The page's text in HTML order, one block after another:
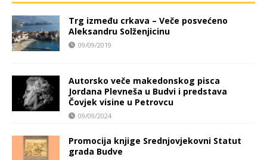
Trg između crkava – Veče posvećeno
Aleksandru Solženjicinu
09/09/2019
Autorsko veče makedonskog pisca
Jordana Plevneša u Budvi i predstava
Čovjek visine u Petrovcu
09/09/2024
Promocija knjige Srednjovjekovni Statut
grada Budve